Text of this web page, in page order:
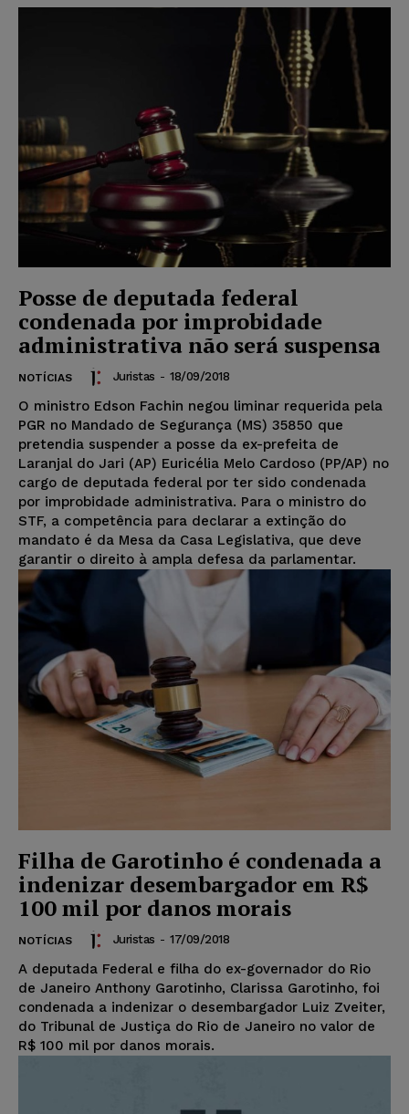
Posse de deputada federal
condenada por improbidade
administrativa não será suspensa
NOTÍCIAS Juristas - 18/09/2018
O ministro Edson Fachin negou liminar requerida pela
PGR no Mandado de Segurança (MS) 35850 que
pretendia suspender a posse da ex-prefeita de
Laranjal do Jari (AP) Euricélia Melo Cardoso (PP/AP) no
cargo de deputada federal por ter sido condenada
por improbidade administrativa. Para o ministro do
STF, a competência para declarar a extinção do
mandato é da Mesa da Casa Legislativa, que deve
garantir o direito à ampla defesa da parlamentar.
Filha de Garotinho é condenada a
indenizar desembargador em R$
100 mil por danos morais
NOTÍCIAS Juristas - 17/09/2018
A deputada Federal e filha do ex-governador do Rio
de Janeiro Anthony Garotinho, Clarissa Garotinho, foi
condenada a indenizar o desembargador Luiz Zveiter,
do Tribunal de Justiça do Rio de Janeiro no valor de
R$ 100 mil por danos morais.